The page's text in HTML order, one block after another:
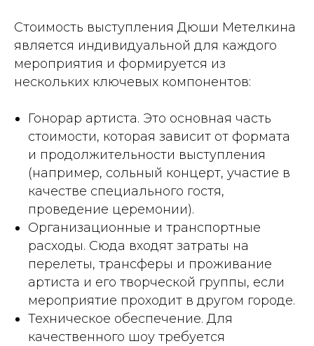
Стоимость выступления Дюши Метелкина
является индивидуальной для каждого
мероприятия и формируется из
нескольких ключевых компонентов:
Гонорар артиста. Это основная часть
стоимости, которая зависит от формата
и продолжительности выступления
(например, сольный концерт, участие в
качестве специального гостя,
проведение церемонии).
Организационные и транспортные
расходы. Сюда входят затраты на
перелеты, трансферы и проживание
артиста и его творческой группы, если
мероприятие проходит в другом городе.
Техническое обеспечение. Для
качественного шоу требуется